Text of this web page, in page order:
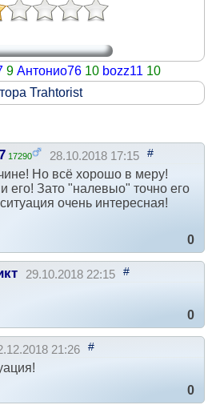
9 Антонио76 10 bozz11 10
Trahtorist
17290 28.10.2018 17:15 #
Но всё хорошо в меру!
его! Зато "налевыо" точно его
очень интересная!
0
29.10.2018 22:15 #
0
21:26 #
0